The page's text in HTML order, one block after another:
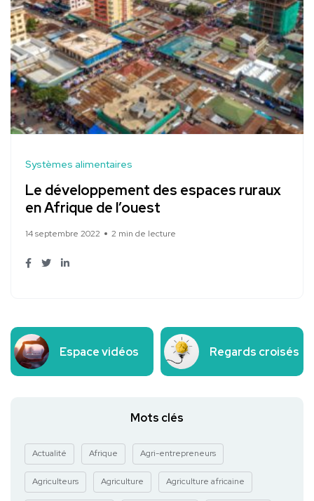
Systèmes alimentaires
Le développement des espaces ruraux
en Afrique de l’ouest
14 septembre 2022 2 min de lecture
Espace vidéos Regards croisés
Mots clés
Actualité Afrique Agri-entrepreneurs
Agriculteurs Agriculture Agriculture africaine